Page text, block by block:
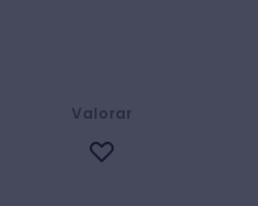
Valorar